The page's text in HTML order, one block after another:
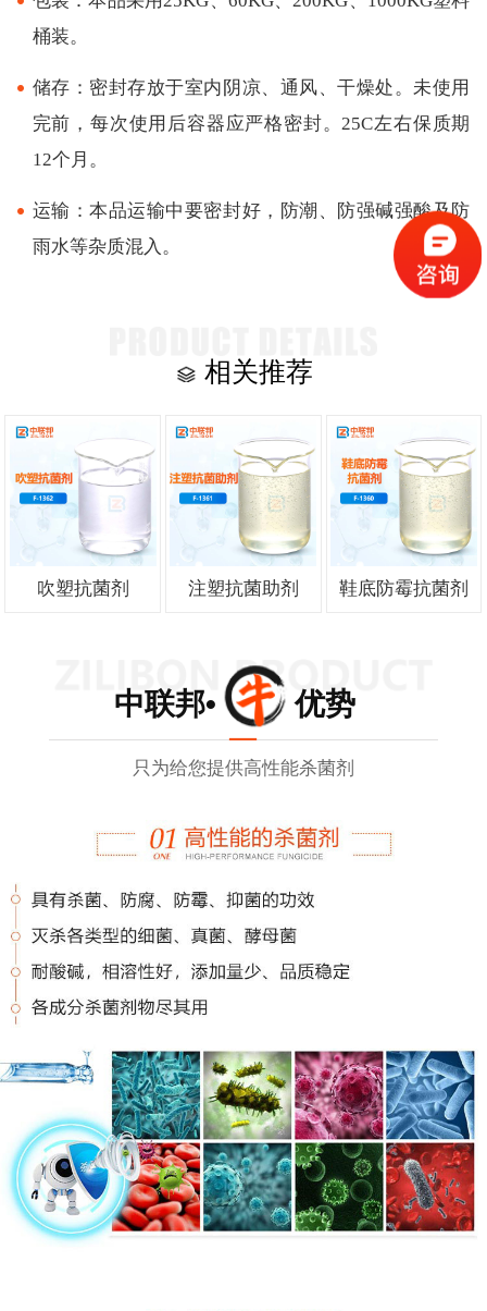
桶装。
储存：密封存放于室内阴凉、通风、干燥处。未使用
完前，每次使用后容器应严格密封。25C左右保质期
12个月。
运输：本品运输中要密封好，防潮、防强碱强酸及防
雨水等杂质混入。
相关推荐
吹塑抗菌剂 注塑抗菌助剂 鞋底防霉抗菌剂
中联邦• 优势
只为给您提供高性能杀菌剂